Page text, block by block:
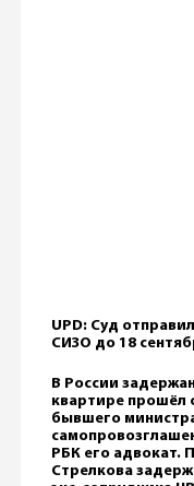
UPD: Суд
СИЗО до 18
В России
квартире прошёл
бывшего
РБК его адвокат.
Стрелкова